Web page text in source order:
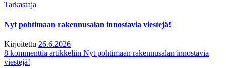
Tarkastaja
Nyt pohtimaan rakennusalan innostavia viestejä!
Kirjoitettu 26.6.2026
8 kommenttia artikkeliin Nyt pohtimaan rakennusalan innostavia
viestejä!